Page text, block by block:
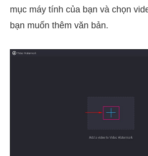
mục máy tính của bạn và chọn
bạn muốn thêm văn bản.